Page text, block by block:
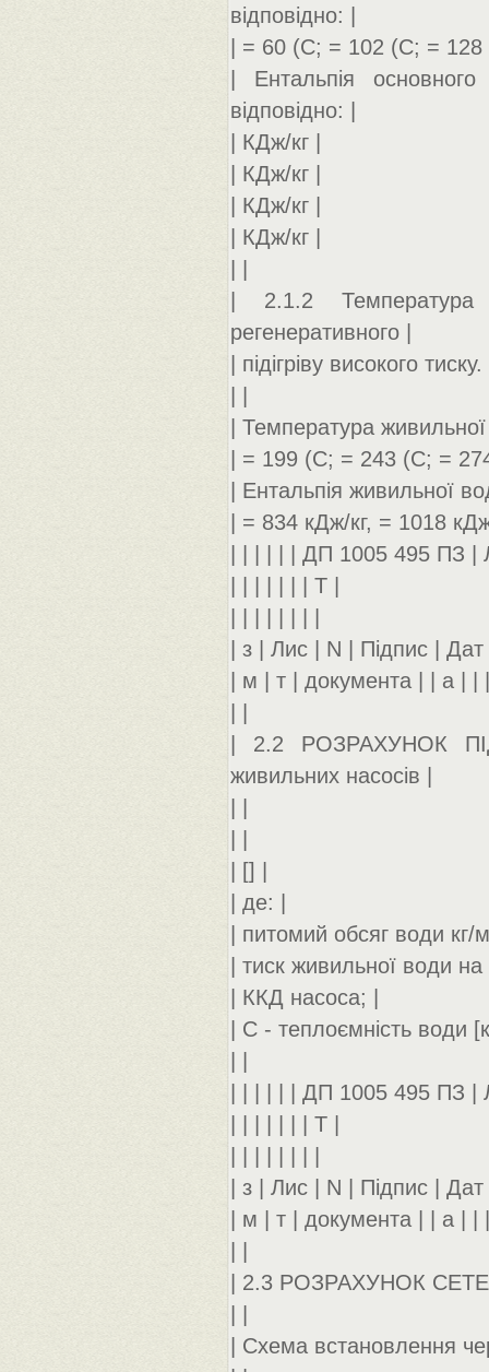
відповідно: |
| = 60 (С; = 102 (С; =
| Ентальпія
відповідно: |
| КДж/кг |
| КДж/кг |
| КДж/кг |
| КДж/кг |
| 2.1.2
регенеративного |
| підігріву високого тиску.
| Температура
| = 199 (С; = 243 (С; =
| Ентальпія живильної
| = 834 кДж/кг, = 1018
| | | | | | ДП 1005 495 ПЗ |
| | | | | | | Т |
| з | Лис | N | Підпис |
| м | т | документа | | а | | |
| 2.2 РОЗРАХУНОК
живильних насосів |
| [] |
| де: |
| питомий обсяг води кг/
| тиск живильної води
| ККД насоса; |
| С - теплоємність води
| | | | | | ДП 1005 495 ПЗ |
| | | | | | | Т |
| з | Лис | N | Підпис |
| м | т | документа | | а | | |
| 2.3 РОЗРАХУНОК
| Схема встановлення